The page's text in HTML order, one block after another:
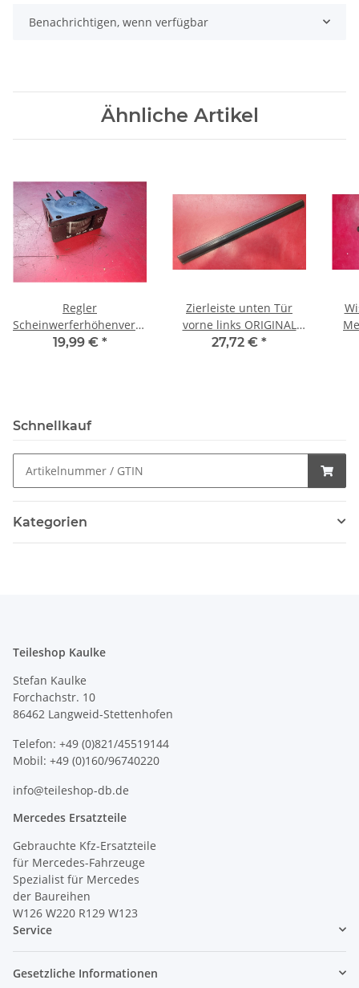
Benachrichtigen, wenn verfügbar
Ähnliche Artikel
Regler
Scheinwerferhöhenverstellung
Mercedes R107 W116
19,99 € *
Zierleiste unten Tür
vorne links ORIGINAL
Mercedes W123 S123
27,72 € *
Schnellkauf
Kategorien
Teileshop Kaulke
Stefan Kaulke
Forchachstr. 10
86462 Langweid-Stettenhofen
Telefon: +49 (0)821/45519144
Mobil: +49 (0)160/96740220
info@teileshop-db.de
Mercedes Ersatzteile
Gebrauchte Kfz-Ersatzteile
für Mercedes-Fahrzeuge
Spezialist für Mercedes
der Baureihen
W126 W220 R129 W123
Service
Gesetzliche Informationen